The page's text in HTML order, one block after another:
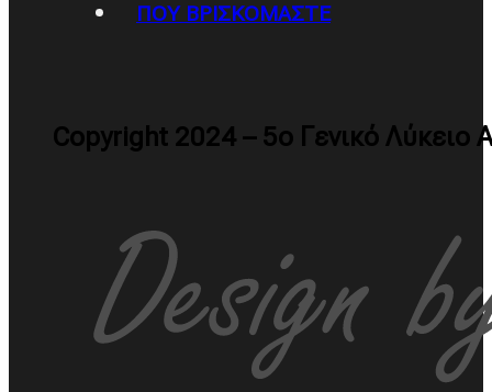
ΠΟΥ ΒΡΙΣΚΌΜΑΣΤΕ
Copyright 2024 – 5ο Γενικό Λύκειο